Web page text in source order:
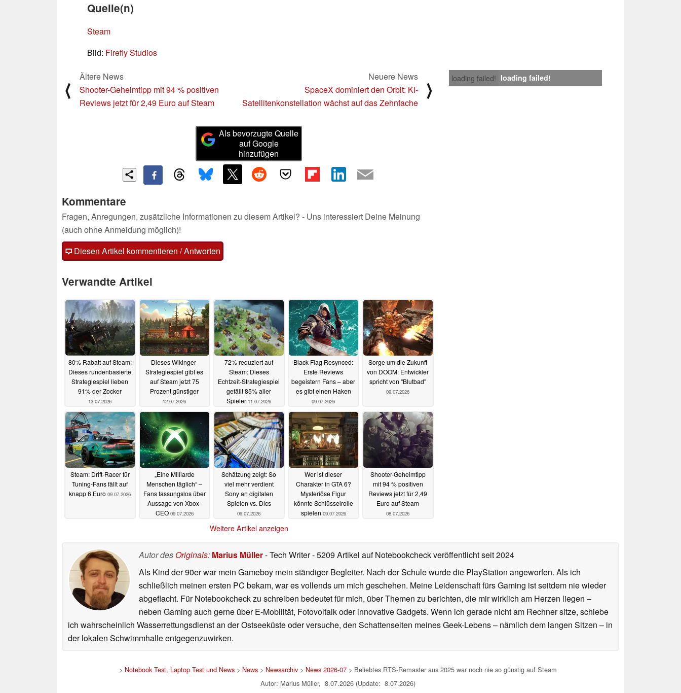
Quelle(n)
Steam
Bild: Firefly Studios
loading failed! loading failed!
⟨
Ältere News
Shooter-Geheimtipp mit 94 % positiven
Reviews jetzt für 2,49 Euro auf Steam
Neuere News
SpaceX dominiert den Orbit: KI-
Satellitenkonstellation wächst auf das Zehnfache
⟩
Als bevorzugte Quelle
auf Google
hinzufügen
Kommentare
Fragen, Anregungen, zusätzliche Informationen zu diesem Artikel? - Uns interessiert Deine Meinung
(auch ohne Anmeldung möglich)!
Diesen Artikel kommentieren / Antworten
Verwandte Artikel
80% Rabatt auf Steam:
Dieses rundenbasierte
Strategiespiel lieben
91% der Zocker
13.07.2026
Dieses Wikinger-
Strategiespiel gibt es
auf Steam jetzt 75
Prozent günstiger
12.07.2026
72% reduziert auf
Steam: Dieses
Echtzeit-Strategiespiel
gefällt 85% aller
Spieler 11.07.2026
Black Flag Resynced:
Erste Reviews
begeistern Fans – aber
es gibt einen Haken
09.07.2026
Sorge um die Zukunft
von DOOM: Entwickler
spricht von "Blutbad"
09.07.2026
Steam: Drift-Racer für
Tuning-Fans fällt auf
knapp 6 Euro 09.07.2026
„Eine Milliarde
Menschen täglich“ –
Fans fassungslos über
Aussage von Xbox-
CEO 09.07.2026
Schätzung zeigt: So
viel mehr verdient
Sony an digitalen
Spielen vs. Dics
09.07.2026
Wer ist dieser
Charakter in GTA 6?
Mysteriöse Figur
könnte Schlüsselrolle
spielen 09.07.2026
Shooter-Geheimtipp
mit 94 % positiven
Reviews jetzt für 2,49
Euro auf Steam
08.07.2026
Weitere Artikel anzeigen
Autor des Originals: Marius Müller- Tech Writer- 5209 Artikel auf Notebookcheck veröffentlichtseit 2024
Als Kind der 90er war mein Gameboy mein ständiger Begleiter. Nach der Schule wurde die PlayStation angeworfen. Als ich
schließlich meinen ersten PC bekam, war es vollends um mich geschehen. Meine Leidenschaft fürs Gaming ist seitdem nie wieder
abgeflacht. Für Notebookcheck zu schreiben bedeutet für mich, über Themen zu berichten, die mir wirklich am Herzen liegen –
neben Gaming auch gerne über E-Mobilität, Fotovoltaik oder innovative Gadgets. Wenn ich gerade nicht am Rechner sitze, schiebe
ich wahrscheinlich Wasserrettungsdienst an der Ostseeküste oder versuche, den Schattenseiten meines Geek-Lebens – nämlich dem langen Sitzen – in
der lokalen Schwimmhalle entgegenzuwirken.
> Notebook Test, Laptop Test und News > News > Newsarchiv > News 2026-07 > Beliebtes RTS-Remaster aus 2025 war noch nie so günstig auf Steam
Autor: Marius Müller, 8.07.2026 (Update: 8.07.2026)